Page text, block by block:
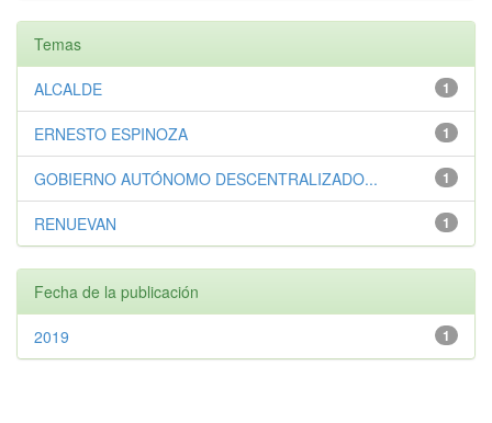
Temas
1
ALCALDE
1
ERNESTO ESPINOZA
1
GOBIERNO AUTÓNOMO DESCENTRALIZADO...
1
RENUEVAN
Fecha de la publicación
1
2019